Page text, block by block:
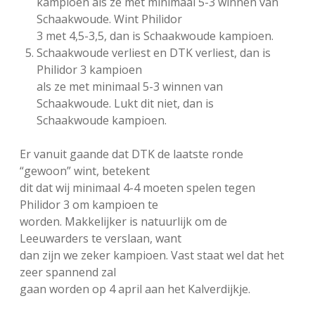
Schaakwoude. Wint Philidor
3 met 4,5-3,5, dan is Schaakwoude kampioen.
Schaakwoude verliest en DTK verliest, dan is
Philidor 3 kampioen
als ze met minimaal 5-3 winnen van
Schaakwoude. Lukt dit niet, dan is
Schaakwoude kampioen.
Er vanuit gaande dat DTK de laatste ronde
“gewoon” wint, betekent
dit dat wij minimaal 4-4 moeten spelen tegen
Philidor 3 om kampioen te
worden. Makkelijker is natuurlijk om de
Leeuwarders te verslaan, want
dan zijn we zeker kampioen. Vast staat wel dat het
zeer spannend zal
gaan worden op 4 april aan het Kalverdijkje.